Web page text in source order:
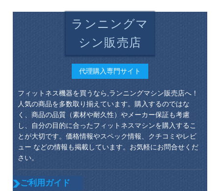
ランニングマ
シン販売店
代理購入専門サイト
フィットネス機器を買うなら,ランニングマシン販売店へ！
人気の商品を多数取り揃えています。購入するのではな
く、商品の品質（素材や耐久性）やメーカー保証も考慮
し、自分の目的に合ったフィットネスマシンを購入するこ
とが大切です。価格情報やスペック情報、クチコミやレビ
ュー などの情報も掲載しています。お気軽にお問合せくだ
さい。
ご利用ガイド